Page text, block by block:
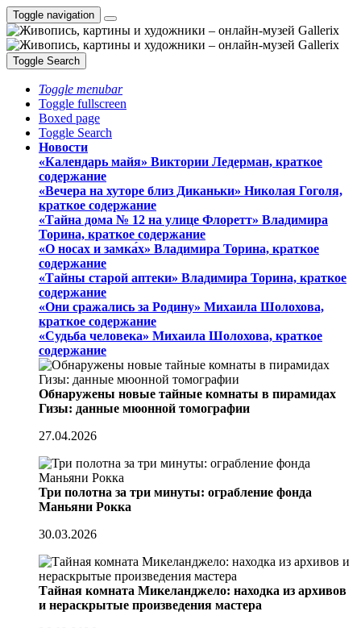
Toggle navigation
Toggle Search
Toggle menubar
Toggle fullscreen
Boxed page
Toggle Search
Новости
«Календарь майя» Виктории Ледерман, краткое
содержание
«Вечера на хуторе близ Диканьки» Николая Гоголя,
краткое содержание
«Тайна дома № 12 на улице Флоретт» Владимира
Торина, краткое содержание
«О носах и замка́х» Владимира Торина, краткое
содержание
«Тайны старой аптеки» Владимира Торина, краткое
содержание
«Они сражались за Родину» Михаила Шолохова,
краткое содержание
«Судьба человека» Михаила Шолохова, краткое
содержание
Обнаружены новые тайные комнаты в пирамидах
Гизы: данные мюонной томографии
27.04.2026
Три полотна за три минуты: ограбление фонда
Маньяни Рокка
30.03.2026
Тайная комната Микеланджело: находка из архивов
и нераскрытые произведения мастера